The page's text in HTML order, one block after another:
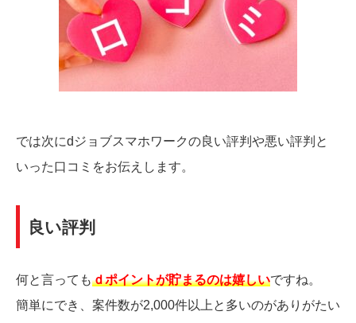
では次にdジョブスマホワークの良い評判や悪い評判と
いった口コミをお伝えします。
良い評判
何と言ってもｄポイントが貯まるのは嬉しいですね。
簡単にでき、案件数が2,000件以上と多いのがありがたい